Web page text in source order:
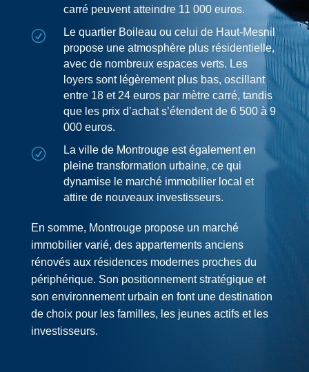
carré peuvent atteindre 11 000 euros.
R
Le quartier Boileau ou celui de Haut-Mesnil
propose une atmosphère plus résidentielle,
avec de nombreux espaces verts. Les
loyers sont légèrement plus bas, oscillant
entre 18 et 24 euros par mètre carré, tandis
que les prix d’achat s’étendent de 6 500 à 9
000 euros.
R
La ville de Montrouge est également en
pleine transformation urbaine, ce qui
dynamise le marché immobilier local et
attire de nouveaux investisseurs.
En somme, Montrouge propose un marché
immobilier varié, des appartements anciens
rénovés aux résidences modernes proches du
périphérique. Son positionnement stratégique et
son environnement urbain en font une destination
de choix pour les familles, les jeunes actifs et les
investisseurs.